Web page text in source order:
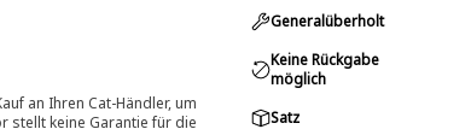
an Ihren Cat-Händler, um
stellt keine Garantie für die
Generalüberholt
Keine Rückgabe
möglich
Satz